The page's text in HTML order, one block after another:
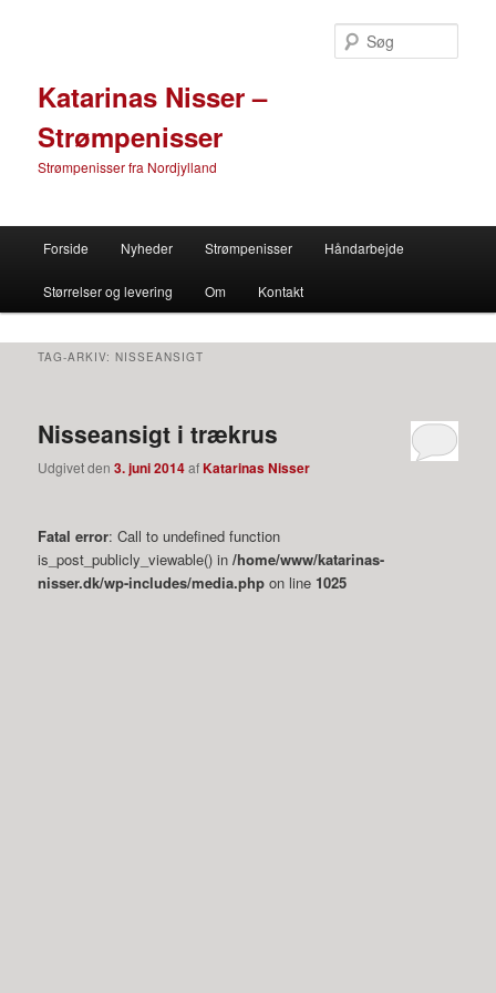
Katarinas Nisser –
Strømpenisser
Strømpenisser fra Nordjylland
Fortsæt til primære indhold
Fortsæt til sekundære indhold
Forside Nyheder Strømpenisser Håndarbejde
Størrelser og levering Om Kontakt
TAG-ARKIV:NISSEANSIGT
Nisseansigt i trækrus
Udgivet den3. juni 2014afKatarinas Nisser
Fatal error: Call to undefined function
is_post_publicly_viewable() in/home/www/katarinas-
nisser.dk/wp-includes/media.php on line 1025